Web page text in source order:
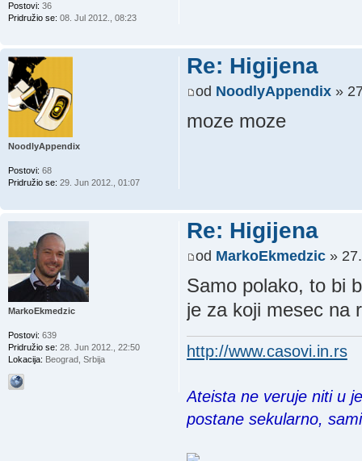
Postovi: 36
Pridružio se: 08. Jul 2012., 08:23
Re: Higijena
od NoodlyAppendix»
moze moze
NoodlyAppendix
Postovi: 68
Pridružio se: 29. Jun 2012., 01:07
Re: Higijena
od MarkoEkmedzic»
Samo polako, to bi
je za koji mesec na
http://www.casovi.in.rs
Ateista ne veruje niti u
postane sekularno,
MarkoEkmedzic
Postovi: 639
Pridružio se: 28. Jun 2012., 22:50
Lokacija: Beograd, Srbija